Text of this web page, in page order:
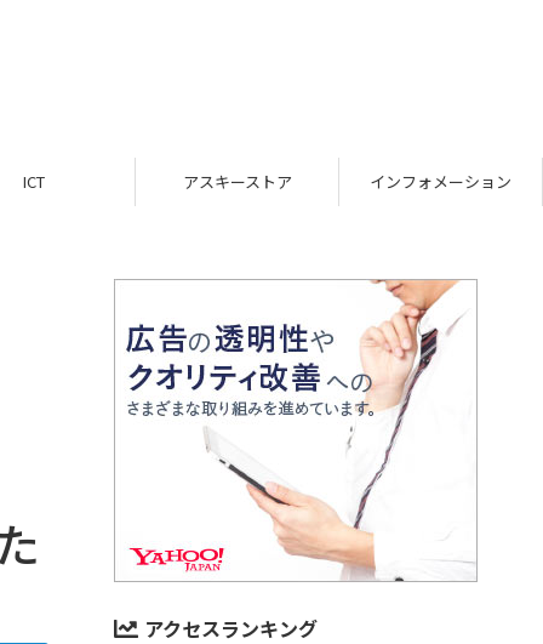
ICT アスキーストア インフォメーション
アクセスランキング